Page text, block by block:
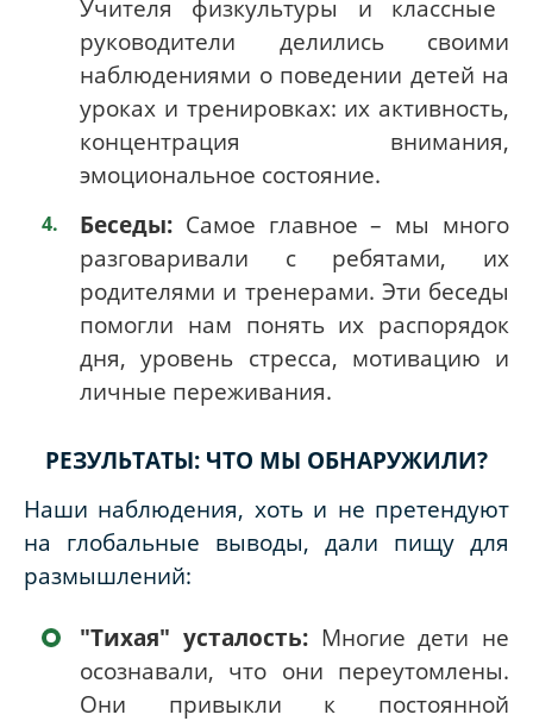
Учителя физкультуры и классные
руководители делились своими
наблюдениями о поведении детей на
уроках и тренировках: их активность,
концентрация внимания,
эмоциональное состояние.
Беседы: Самое главное – мы много
разговаривали с ребятами, их
родителями и тренерами. Эти беседы
помогли нам понять их распорядок
дня, уровень стресса, мотивацию и
личные переживания.
РЕЗУЛЬТАТЫ: ЧТО МЫ ОБНАРУЖИЛИ?
Наши наблюдения, хоть и не претендуют
на глобальные выводы, дали пищу для
размышлений:
"Тихая" усталость:Многие дети не
осознавали, что они переутомлены.
Они привыкли к постоянной